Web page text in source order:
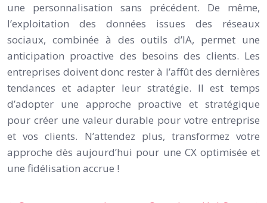
une personnalisation sans précédent. De même,
l’exploitation des données issues des réseaux
sociaux, combinée à des outils d’IA, permet une
anticipation proactive des besoins des clients. Les
entreprises doivent donc rester à l’affût des dernières
tendances et adapter leur stratégie. Il est temps
d’adopter une approche proactive et stratégique
pour créer une valeur durable pour votre entreprise
et vos clients. N’attendez plus, transformez votre
approche dès aujourd’hui pour une CX optimisée et
une fidélisation accrue !